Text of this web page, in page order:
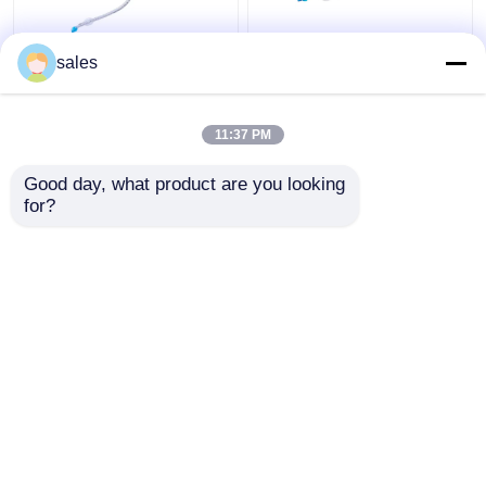
Van het Lumencuffed
Tracheostomy van ICU
sales
11:37 PM
Good day, what product are you looking
for?